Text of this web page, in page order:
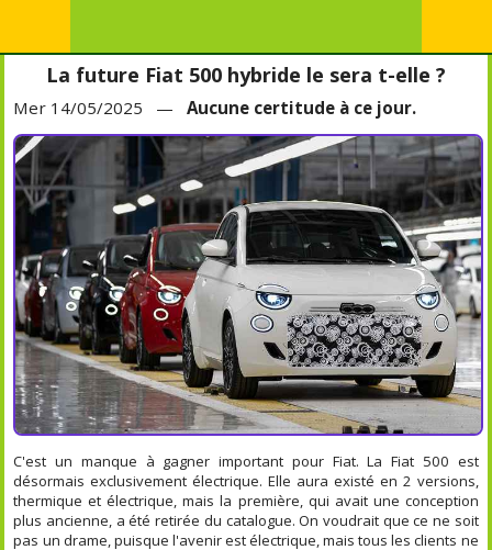
La future Fiat 500 hybride le sera t-elle ?
Mer 14/05/2025 —Aucune certitude à ce jour.
C'est un manque à gagner important pour Fiat. La Fiat 500 est
désormais exclusivement électrique. Elle aura existé en 2 versions,
thermique et électrique, mais la première, qui avait une conception
plus ancienne, a été retirée du catalogue. On voudrait que ce ne soit
pas un drame, puisque l'avenir est électrique, mais tous les clients ne